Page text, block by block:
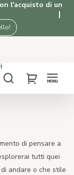
l'acquisto di un
ora!
prodotti
Cerca
My Cart
di pensare a
tutti quei
andare o che stile